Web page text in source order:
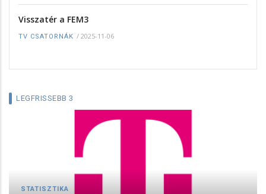
Visszatér a FEM3
TV CSATORNÁK / 2025-11-06
LEGFRISSEBB 3
STATISZTIKA